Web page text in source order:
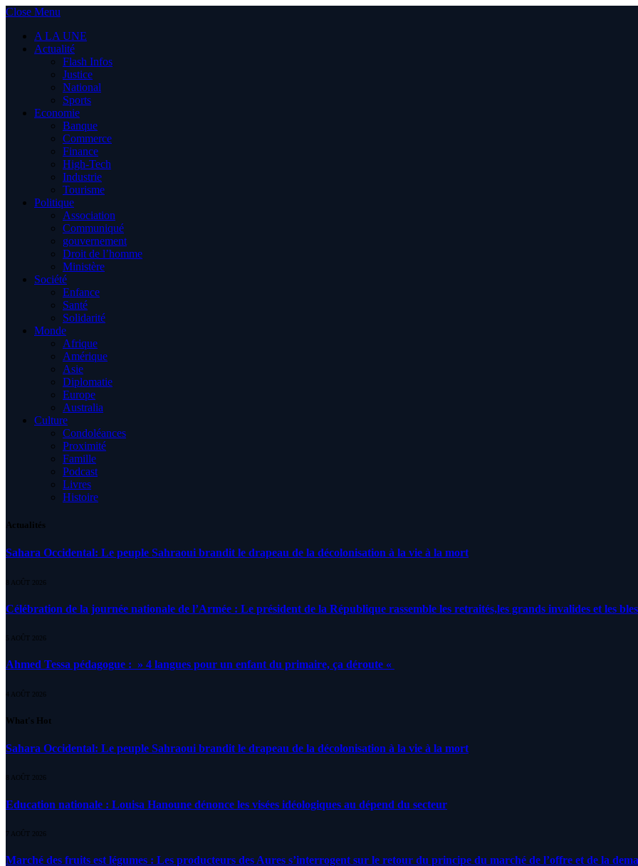
Close Menu
A LA UNE
Actualité
Flash Infos
Justice
National
Sports
Economie
Banque
Commerce
Finance
High-Tech
Industrie
Tourisme
Politique
Association
Communiqué
gouvernement
Droit de l’homme
Ministère
Société
Enfance
Santé
Solidarité
Monde
Afrique
Amérique
Asie
Diplomatie
Europe
Australia
Culture
Condoléances
Proximité
Famille
Podcast
Livres
Histoire
Actualités
Sahara Occidental: Le peuple Sahraoui brandit le drapeau de la décolonisation à la vie à la mort
8 AOÛT 2026
Célébration de la journée nationale de l’Armée : Le président de la République rassemble les retraités,les grands invalides et les
5 AOÛT 2026
Ahmed Tessa pédagogue : » 4 langues pour un enfant du primaire, ça déroute «
4 AOÛT 2026
What's Hot
Sahara Occidental: Le peuple Sahraoui brandit le drapeau de la décolonisation à la vie à la mort
8 AOÛT 2026
Education nationale : Louisa Hanoune dénonce les visées idéologiques au dépend du secteur
7 AOÛT 2026
Marché des fruits est légumes : Les producteurs des Aures s’interrogent sur le retour du principe du marché de l’offre et de la